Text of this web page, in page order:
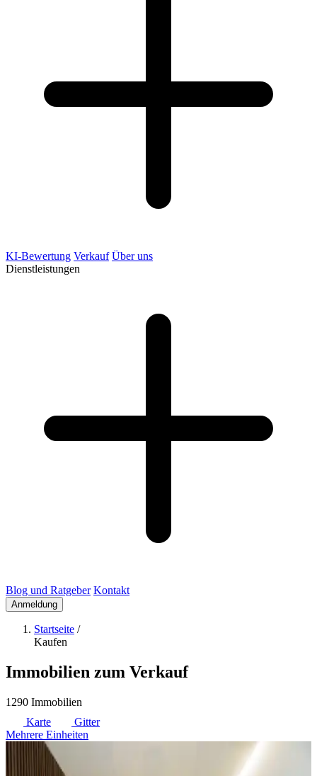
KI-Bewertung Verkauf Über uns
Dienstleistungen
Blog und Ratgeber Kontakt
Anmeldung
Startseite /
Kaufen
Immobilien zum Verkauf
1290 Immobilien
Karte
Gitter
Mehrere Einheiten